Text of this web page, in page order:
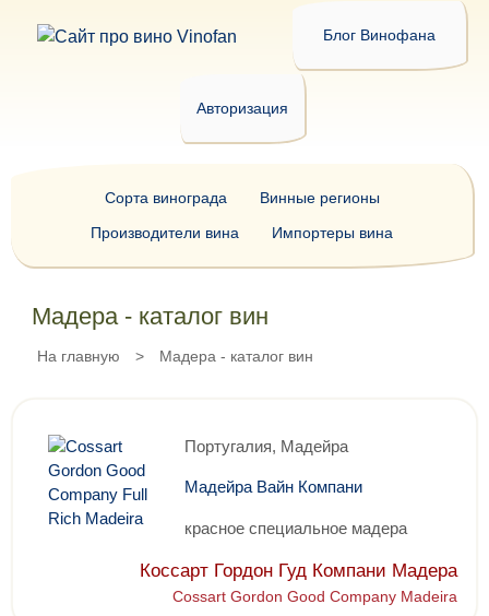
Блог Винофана
Авторизация
Мадера - каталог вин
На главную > Мадера - каталог вин
Португалия, Мадейра
Мадейра Вайн Компани
красное специальное мадера
Коссарт Гордон Гуд Компани Мадера
Cossart Gordon Good Company Madeira
Сорта винограда
Винные регионы
Производители вина
Импортеры вина